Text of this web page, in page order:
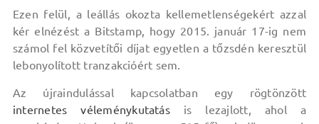
Ezen felül, a leállás okozta kellemetlenségekért azzal
kér elnézést a Bitstamp, hogy 2015. január 17-ig nem
számol fel közvetítői díjat egyetlen a tőzsdén keresztül
lebonyolított tranzakcióért sem.
Az újraindulással kapcsolatban egy rögtönzött
internetes véleménykutatásis lezajlott, ahol a